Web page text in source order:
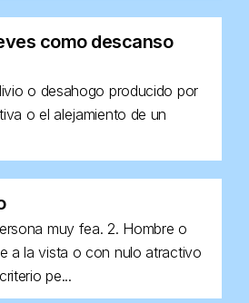
como descanso
o desahogo producido por
o el alejamiento de un
muy fea. 2. Hombre o
a la vista o con nulo atractivo
pe...